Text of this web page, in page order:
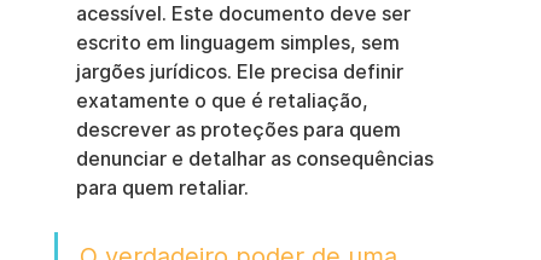
acessível. Este documento deve ser
escrito em linguagem simples, sem
jargões jurídicos. Ele precisa definir
exatamente o que é retaliação,
descrever as proteções para quem
denunciar e detalhar as consequências
para quem retaliar.